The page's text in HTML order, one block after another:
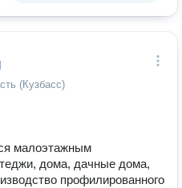
(Кузбасс)
малоэтажным
дома, дачные дома,
профилированного